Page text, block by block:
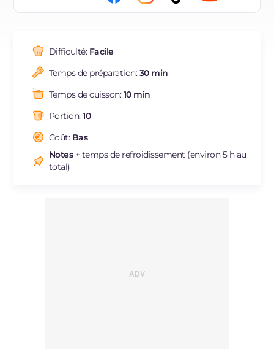
ES
NL
BR
Difficulté: Facile
Temps de préparation:30 min
Temps de cuisson:10 min
Portion:10
Coût: Bas
Notes+ temps de refroidissement (environ 5 h au
total)